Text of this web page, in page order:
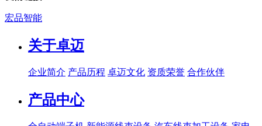
宏品智能
关于卓迈
企业简介 产品历程 卓迈文化 资质荣誉 合作伙伴
产品中心